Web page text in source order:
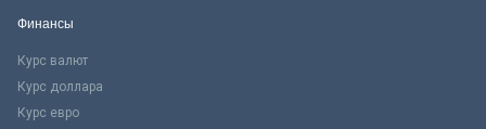
Финансы
Курс валют
Курс доллара
Курс евро